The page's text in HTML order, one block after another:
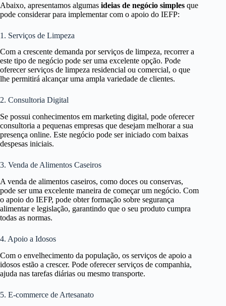
Abaixo, apresentamos algumas ideias de negócio simples que
pode considerar para implementar com o apoio do IEFP:
1. Serviços de Limpeza
Com a crescente demanda por serviços de limpeza, recorrer a
este tipo de negócio pode ser uma excelente opção. Pode
oferecer serviços de limpeza residencial ou comercial, o que
lhe permitirá alcançar uma ampla variedade de clientes.
2. Consultoria Digital
Se possui conhecimentos em marketing digital, pode oferecer
consultoria a pequenas empresas que desejam melhorar a sua
presença online. Este negócio pode ser iniciado com baixas
despesas iniciais.
3. Venda de Alimentos Caseiros
A venda de alimentos caseiros, como doces ou conservas,
pode ser uma excelente maneira de começar um negócio. Com
o apoio do IEFP, pode obter formação sobre segurança
alimentar e legislação, garantindo que o seu produto cumpra
todas as normas.
4. Apoio a Idosos
Com o envelhecimento da população, os serviços de apoio a
idosos estão a crescer. Pode oferecer serviços de companhia,
ajuda nas tarefas diárias ou mesmo transporte.
5. E-commerce de Artesanato